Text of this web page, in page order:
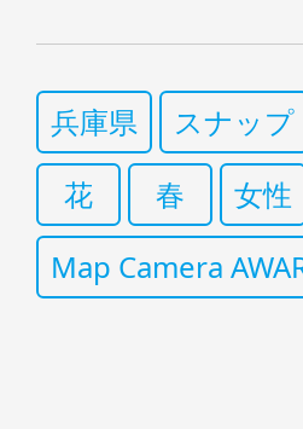
兵庫県 スナップ
花
春 女性
Map Camera